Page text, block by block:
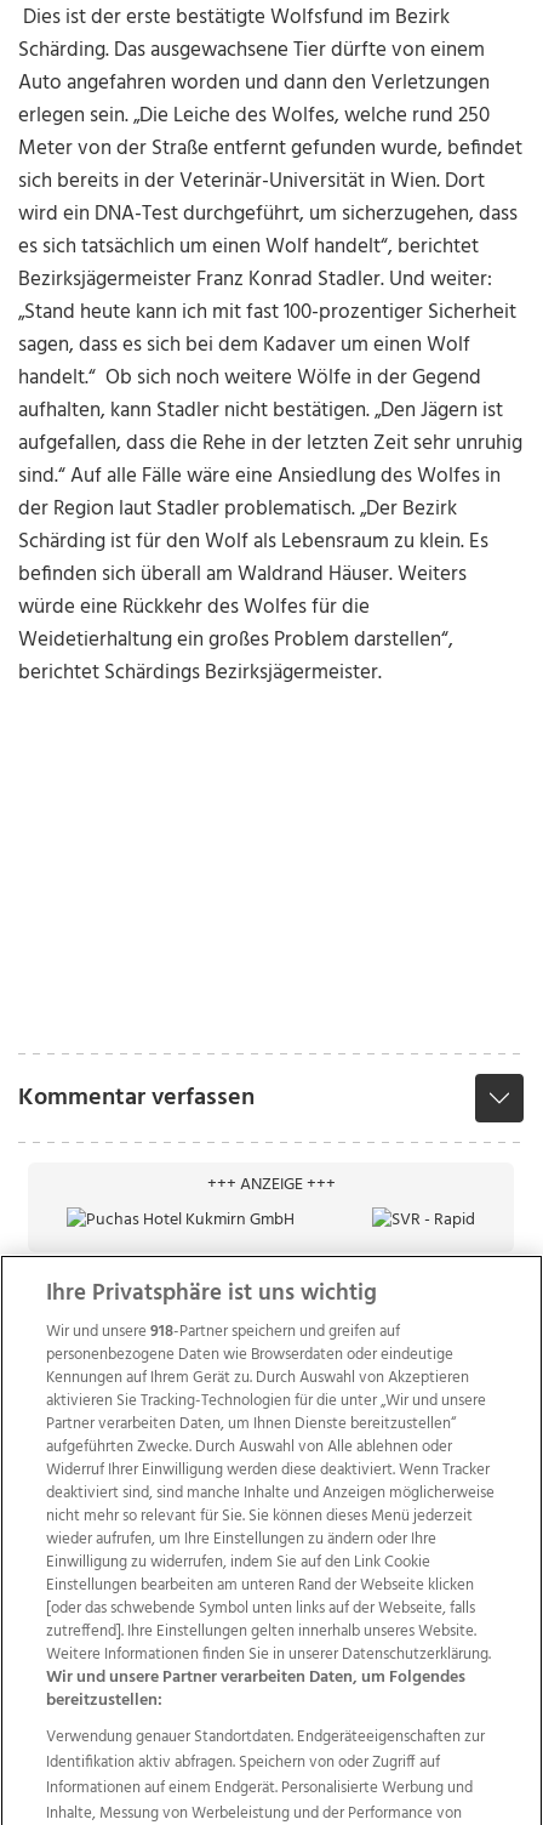
Dies ist der erste bestätigte Wolfsfund im Bezirk
Schärding. Das ausgewachsene Tier dürfte von einem
Auto angefahren worden und dann den Verletzungen
erlegen sein. „Die Leiche des Wolfes, welche rund 250
Meter von der Straße entfernt gefunden wurde, befindet
sich bereits in der Veterinär-Universität in Wien. Dort
wird ein DNA-Test durchgeführt, um sicherzugehen, dass
es sich tatsächlich um einen Wolf handelt“, berichtet
Bezirksjägermeister Franz Konrad Stadler. Und weiter:
„Stand heute kann ich mit fast 100-prozentiger Sicherheit
sagen, dass es sich bei dem Kadaver um einen Wolf
handelt.“ Ob sich noch weitere Wölfe in der Gegend
aufhalten, kann Stadler nicht bestätigen. „Den Jägern ist
aufgefallen, dass die Rehe in der letzten Zeit sehr unruhig
sind.“ Auf alle Fälle wäre eine Ansiedlung des Wolfes in
der Region laut Stadler problematisch. „Der Bezirk
Schärding ist für den Wolf als Lebensraum zu klein. Es
befinden sich überall am Waldrand Häuser. Weiters
würde eine Rückkehr des Wolfes für die
Weidetierhaltung ein großes Problem darstellen“,
berichtet Schärdings Bezirksjägermeister.
Kommentar verfassen
+++ ANZEIGE +++
Wir über uns Mediadaten Kontakt
Jobs
Datenschutz
Impressum
AGB Anzeigekunden
AGB Website
Ehrenkodex Politische Werbung
Weitere Angebote des Medienhauses Wimmer
TV1 di-mog-i.at OÖNow
Ischler Woche
Life Radio
OÖNachrichten
OÖN Immobilien
Ihre Privatsphäre ist uns wichtig
Wir und unsere918-Partner speichern und greifen auf
personenbezogene Daten wie Browserdaten oder eindeutige
Kennungen auf Ihrem Gerät zu. Durch Auswahl von Akzeptieren
aktivieren Sie Tracking-Technologien für die unter „Wir und unsere
Partner verarbeiten Daten, um Ihnen Dienste bereitzustellen“
aufgeführten Zwecke. Durch Auswahl von Alle ablehnen oder
Widerruf Ihrer Einwilligung werden diese deaktiviert. Wenn Tracker
deaktiviert sind, sind manche Inhalte und Anzeigen möglicherweise
nicht mehr so relevant für Sie. Sie können dieses Menü jederzeit
wieder aufrufen, um Ihre Einstellungen zu ändern oder Ihre
Einwilligung zu widerrufen, indem Sie auf den Link Cookie
Einstellungen bearbeiten am unteren Rand der Webseite klicken
[oder das schwebende Symbol unten links auf der Webseite, falls
zutreffend]. Ihre Einstellungen gelten innerhalb unseres Website.
Weitere Informationen finden Sie in unserer Datenschutzerklärung.
Wir und unsere Partner verarbeiten Daten, um Folgendes
bereitzustellen:
Verwendung genauer Standortdaten. Endgeräteeigenschaften zur
Identifikation aktiv abfragen. Speichern von oder Zugriff auf
Informationen auf einem Endgerät. Personalisierte Werbung und
Inhalte, Messung von Werbeleistung und der Performance von